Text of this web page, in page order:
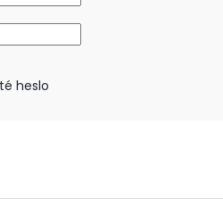
heslo